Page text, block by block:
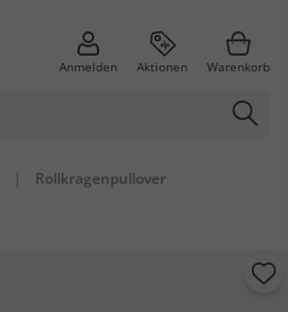
Anmelden Aktionen Warenkorb
| Rollkragenpullover